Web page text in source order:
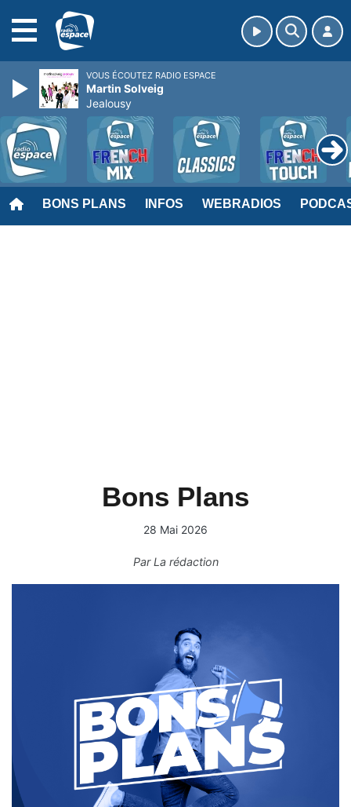
BONS PLANS INFOS WEBRADIOS
Bons Plans
28 Mai 2026
ParLa rédaction
VOUS ÉCOUTEZ RADIO ESPACE
Martin Solveig
Jealousy